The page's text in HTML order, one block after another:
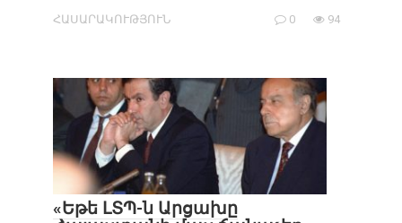
ՀԱՍԱՐԱԿՈՒԹՅՈՒՆ 0 94
«Եթե ԼՏՊ-ն Արցախը